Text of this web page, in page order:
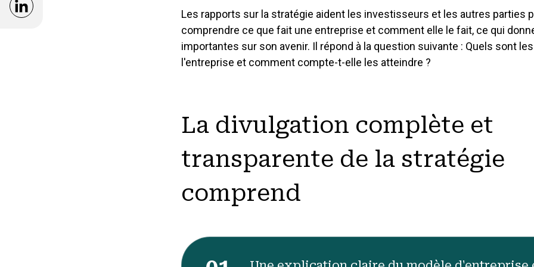
2 Stratégie
2.4 Engagement
2.5 Objectifs
cibles
GESTION
3.1 Gestion des
3.2 Risques et
durable
4.2 États financiers
4.5 Performance
Opens in a new window
Les rapports sur la stratégie aident les investisseurs et les autres parties
comprendre ce que fait une entreprise et comment elle le fait, ce qui
importantes sur son avenir. Il répond à la question suivante : Quels sont
l'entreprise et comment compte-t-elle les atteindre ?
La divulgation complète et
transparente de la stratégie
comprend